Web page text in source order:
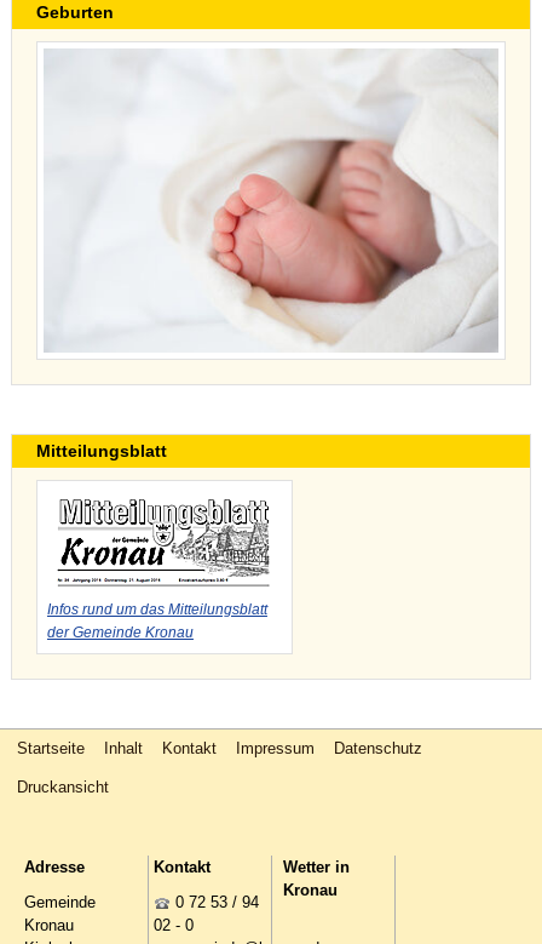
Geburten
Mitteilungsblatt
Infos rund um das Mitteilungsblatt
der Gemeinde Kronau
Startseite Inhalt Kontakt Impressum Datenschutz
Druckansicht
Adresse
Gemeinde
Kronau
Kontakt
0 72 53 / 94
02 - 0
Wetter in
Kronau